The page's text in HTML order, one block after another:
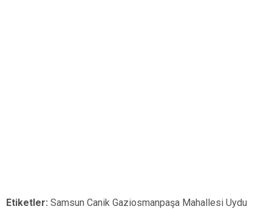
Etiketler: Samsun Canik Gaziosmanpaşa Mahallesi Uydu